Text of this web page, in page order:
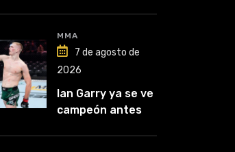
MMA
7 de agosto de
2026
Ian Garry ya se ve
campeón antes